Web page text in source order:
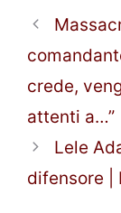
crede,
attenti a…”
Lele
difensore |